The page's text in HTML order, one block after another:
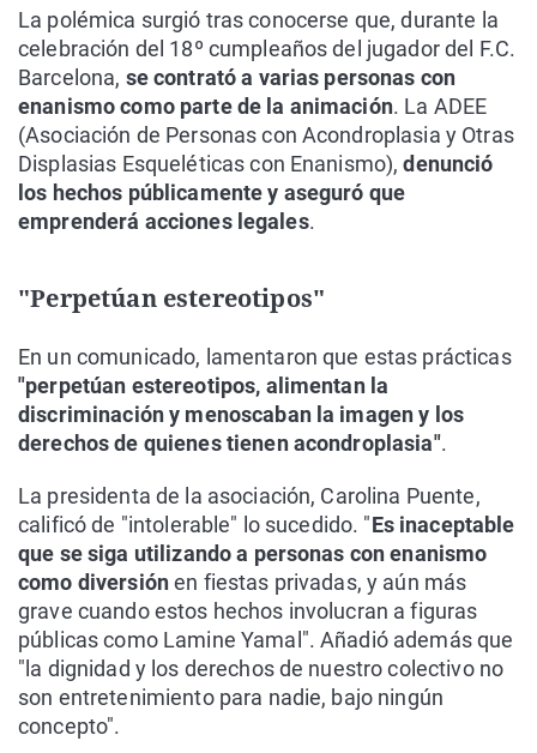
La polémica surgió tras conocerse que, durante la
celebración del 18º cumpleaños del jugador del F.C.
Barcelona, se contrató a varias personas con
enanismo como parte de la animación. La ADEE
(Asociación de Personas con Acondroplasia y Otras
Displasias Esqueléticas con Enanismo),denunció
los hechos públicamente y aseguró que
emprenderá acciones legales.
"Perpetúan estereotipos"
En un comunicado, lamentaron que estas prácticas
"perpetúan estereotipos, alimentan la
discriminación y menoscaban la imagen y los
derechos de quienes tienen acondroplasia".
La presidenta de la asociación, Carolina Puente,
calificó de "intolerable" lo sucedido. "Es inaceptable
que se siga utilizando a personas con enanismo
como diversiónen fiestas privadas, y aún más
grave cuando estos hechos involucran a figuras
públicas como Lamine Yamal". Añadió además que
"la dignidad y los derechos de nuestro colectivo no
son entretenimiento para nadie, bajo ningún
concepto".